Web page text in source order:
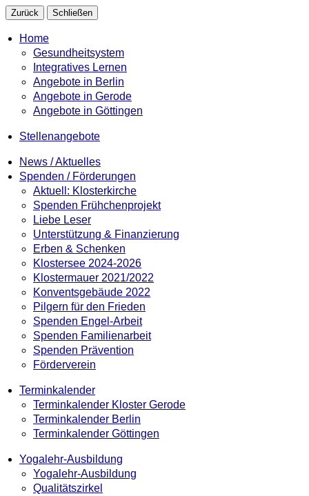
Zurück Schließen
Home
Gesundheitsystem
Integratives Lernen
Angebote in Berlin
Angebote in Gerode
Angebote in Göttingen
Stellenangebote
News / Aktuelles
Spenden / Förderungen
Aktuell: Klosterkirche
Spenden Frühchenprojekt
Liebe Leser
Unterstützung & Finanzierung
Erben & Schenken
Klostersee 2024-2026
Klostermauer 2021/2022
Konventsgebäude 2022
Pilgern für den Frieden
Spenden Engel-Arbeit
Spenden Familienarbeit
Spenden Prävention
Förderverein
Terminkalender
Terminkalender Kloster Gerode
Terminkalender Berlin
Terminkalender Göttingen
Yogalehr-Ausbildung
Yogalehr-Ausbildung
Qualitätszirkel